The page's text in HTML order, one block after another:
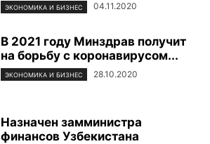
ЭКОНОМИКА И БИЗНЕС 04.11.2020
В 2021 году Минздрав получит
на борьбу с коронавирусом...
ЭКОНОМИКА И БИЗНЕС 28.10.2020
Назначен замминистра
финансов Узбекистана